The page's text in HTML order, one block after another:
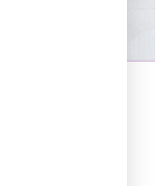
en
y evitar